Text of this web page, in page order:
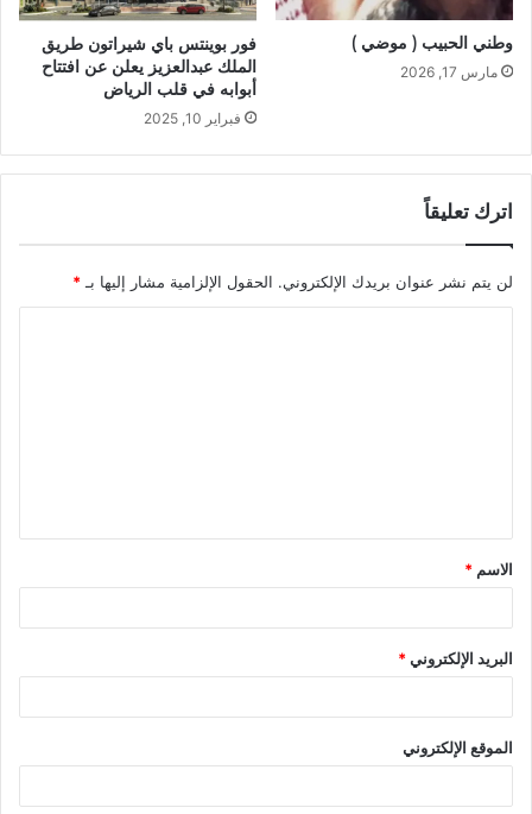
وطني الحبيب ( موضي )
مارس 17, 2026
فور بوينتس باي شيراتون طريق
الملك عبدالعزيز يعلن عن افتتاح
أبوابه في قلب الرياض
فبراير 10, 2025
اترك تعليقاً
لن يتم نشر عنوان بريدك الإلكتروني. الحقول الإلزامية مشار إليها بـ *
ق
*
الاسم *
البريد الإلكتروني*
الموقع الإلكتروني